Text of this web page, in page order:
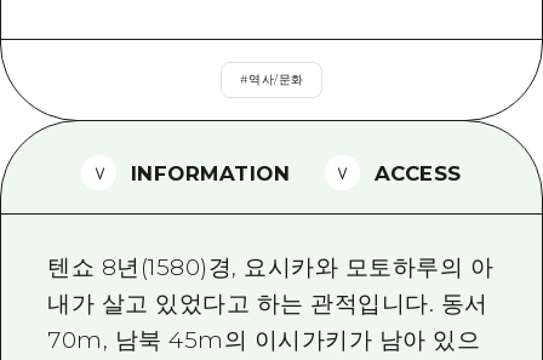
치유
반나절
1박 2일
2박 3일
외국인 여행자용 거리 관광안내소
사진 다운로드
재해가 발생했을 때의 교통 정보
#역사/문화
INFORMATION ACCESS
텐쇼 8년(1580)경, 요시카와 모토하루의 아
내가 살고 있었다고 하는 관적입니다. 동서
70m, 남북 45m의 이시가키가 남아 있으